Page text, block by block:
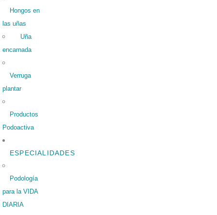
Hongos en
las uñas
Uña
encarnada
Verruga
plantar
Productos
Podoactiva
ESPECIALIDADES
Podología
para la VIDA
DIARIA